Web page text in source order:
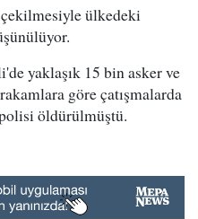
ülkedeki
yaklaşık 15 bin asker ve
göre çatışmalarda
öldürülmüştü.